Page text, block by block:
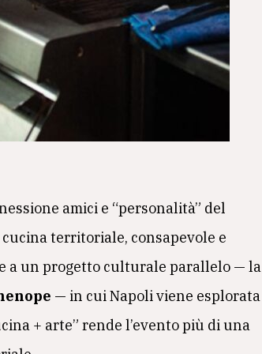
amici e “personalità” del
territoriale, consapevole e
a un progetto culturale parallelo — la
— in cui Napoli viene esplorata
+ arte” rende l’evento più di una